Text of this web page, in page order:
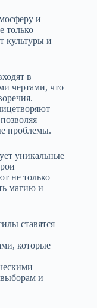
и
только
культуры и
в
чертами, что
проблемы.
уникальные
не только
магию и
ставятся
которые
и